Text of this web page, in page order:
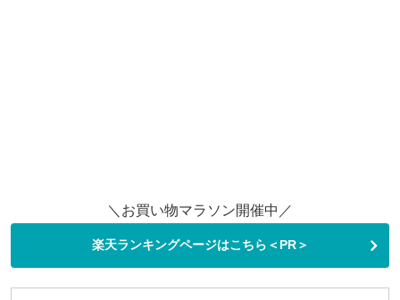
＼お買い物マラソン開催中／
楽天ランキングページはこちら＜PR＞